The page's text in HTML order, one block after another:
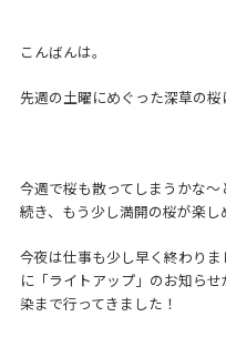
こんばんは。
先週の土曜にめぐった深草の桜
今週で桜も散ってしまうかな
続き、もう少し満開の桜が楽し
今夜は仕事も少し早く終わりま
に「ライトアップ」のお知ら
染まで行ってきました！